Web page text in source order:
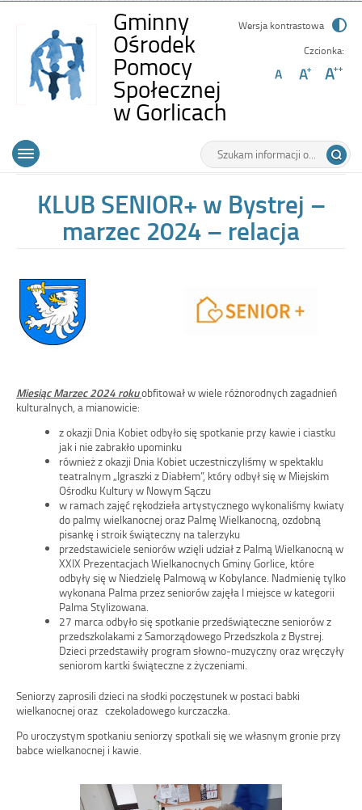
Gminny
Ośrodek
Pomocy
Społecznej
w Gorlicach
KLUB
SENIOR+
w
Bystrej
–
marzec
relacja
Wersja kontrastowa
Czcionka:
Wyszukiwarka
Tutaj
wpisz
Górne
Otwórz
KLUB SENIOR+ w Bystrej –
marzec 2024 – relacja
Miesiąc Marzec 2024 rokuobfitował w wiele różnorodnych zagadnień
kulturalnych, a mianowicie:
z okazji Dnia Kobiet odbyło się spotkanie przy kawie i ciastku
jak i nie zabrakło upominku
również z okazji Dnia Kobiet uczestniczyliśmy w spektaklu
teatralnym „Igraszki z Diabłem”, który odbył się w Miejskim
Ośrodku Kultury w Nowym Sączu
w ramach zajęć rękodzieła artystycznego wykonaliśmy kwiaty
do palmy wielkanocnej oraz Palmę Wielkanocną, ozdobną
pisankę i stroik świąteczny na talerzyku
przedstawiciele seniorów wzięli udział z Palmą Wielkanocną w
XXIX Prezentacjach Wielkanocnych Gminy Gorlice, które
odbyły się w Niedzielę Palmową w Kobylance. Nadmienię tylko
wykonana Palma przez seniorów zajęła I miejsce w kategorii
Palma Stylizowana.
27 marca odbyło się spotkanie przedświąteczne seniorów z
przedszkolakami z Samorządowego Przedszkola z Bystrej.
Dzieci przedstawiły program słowno-muzyczny oraz wręczyły
seniorom kartki świąteczne z życzeniami.
Seniorzy zaprosili dzieci na słodki poczęstunek w postaci babki
wielkanocnej oraz czekoladowego kurczaczka.
Po uroczystym spotkaniu seniorzy spotkali się we własnym gronie przy
babce wielkanocnej i kawie.